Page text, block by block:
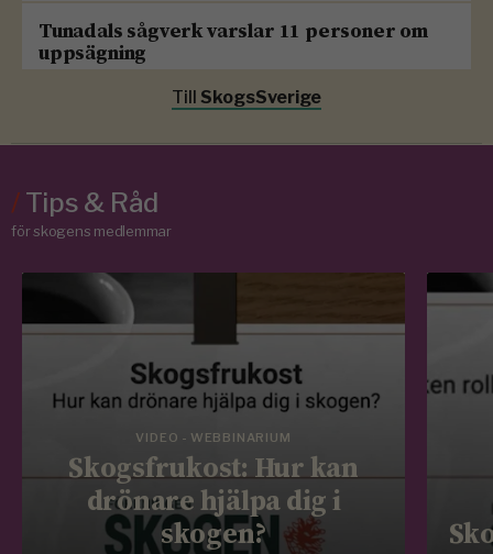
Tunadals sågverk varslar 11 personer om
uppsägning
Till SkogsSverige
/Tips & Råd
för skogens medlemmar
VIDEO - WEBBINARIUM
Skogsfrukost: Hur kan
drönare hjälpa dig i
skogen?